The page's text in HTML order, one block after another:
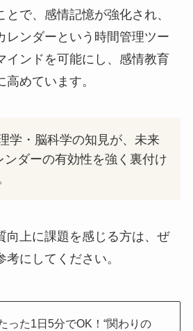
で、感情記憶が強化され、
レンダーという時間管理ツー
インドを可能にし、感情教育
めています。
学・脳科学の知見が、未来
ンダーの有効性を強く裏付け
向上に課題を感じる方は、ぜ
にしてください。
った1日5分でOK！“関わりの